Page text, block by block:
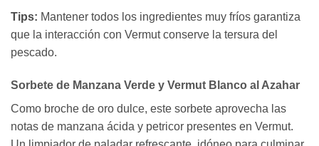
Tips: Mantener todos los ingredientes muy fríos garantiza
que la interacción con Vermut conserve la tersura del
pescado.
Sorbete de Manzana Verde y Vermut Blanco al Azahar
Como broche de oro dulce, este sorbete aprovecha las
notas de manzana ácida y petricor presentes en Vermut.